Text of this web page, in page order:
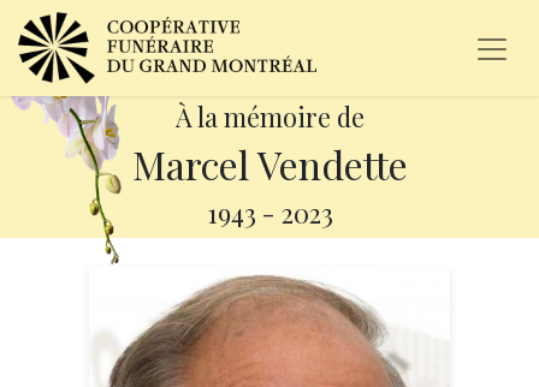
À la mémoire de
Marcel Vendette
1943 - 2023